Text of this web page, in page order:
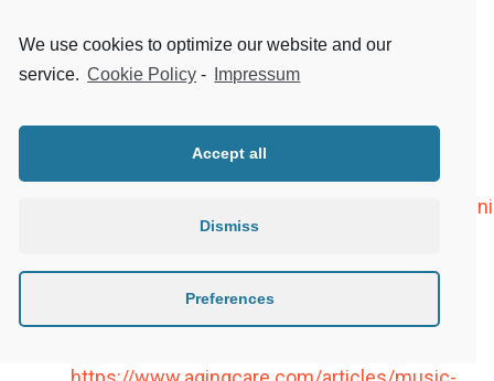
We use cookies to optimize our website and our
service. Cookie Policy - Impressum
Accept all
Dismiss
Preferences
benefits of therapy animals for seniors”,
seniors/
Anne-Marie Botek, « Healing Harmonies :
Music therapy for seniors ad